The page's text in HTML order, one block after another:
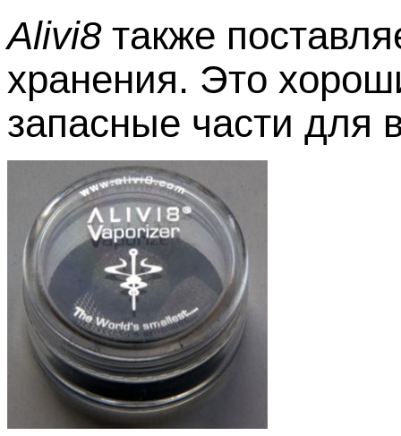
Alivi8также
хранения. Это
запасные части для